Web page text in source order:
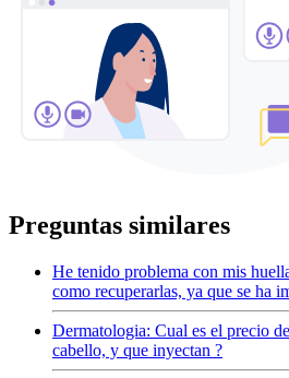
Preguntas similares
He tenido problema con mis
como recuperarlas, ya que se ha
Dermatologia: Cual es el precio
cabello, y que inyectan ?